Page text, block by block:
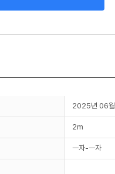
2025년 06월
2m
ㅡ자-ㅡ자